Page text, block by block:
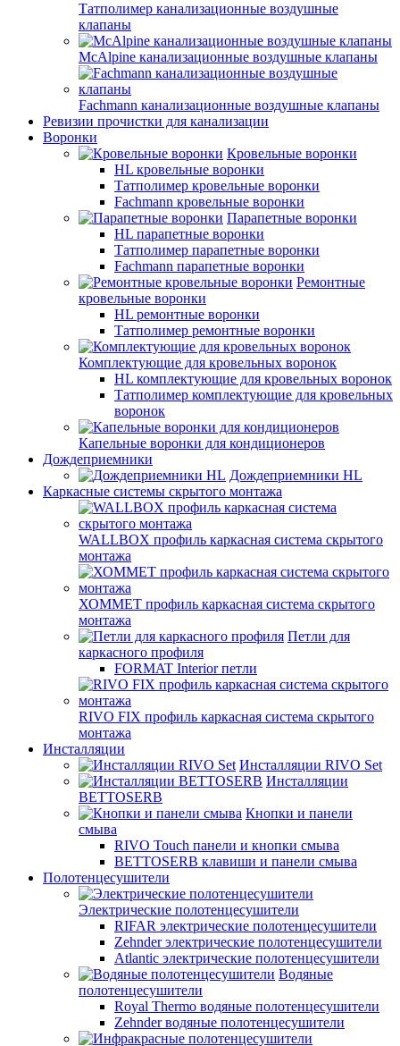
Татполимер канализационные воздушные
клапаны
McAlpine канализационные воздушные клапаны
Fachmann канализационные воздушные клапаны
Ревизии прочистки для канализации
Воронки
Кровельные воронки
HL кровельные воронки
Татполимер кровельные воронки
Fachmann кровельные воронки
Парапетные воронки
HL парапетные воронки
Татполимер парапетные воронки
Fachmann парапетные воронки
Ремонтные
кровельные воронки
HL ремонтные воронки
Татполимер ремонтные воронки
Комплектующие для кровельных воронок
HL комплектующие для кровельных воронок
Татполимер комплектующие для кровельных
воронок
Капельные воронки для кондиционеров
Дождеприемники
Дождеприемники HL
Каркасные системы скрытого монтажа
WALLBOX профиль каркасная система скрытого
монтажа
ХОММЕТ профиль каркасная система скрытого
монтажа
Петли для
каркасного профиля
FORMAT Interior петли
RIVO FIX профиль каркасная система скрытого
монтажа
Инсталляции
Инсталляции RIVO Set
Инсталляции
BETTOSERB
Кнопки и панели
смыва
RIVO Touch панели и кнопки смыва
BETTOSERB клавиши и панели смыва
Полотенцесушители
Электрические полотенцесушители
RIFAR электрические полотенцесушители
Zehnder электрические полотенцесушители
Atlantic электрические полотенцесушители
Водяные
полотенцесушители
Royal Thermo водяные полотенцесушители
Zehnder водяные полотенцесушители